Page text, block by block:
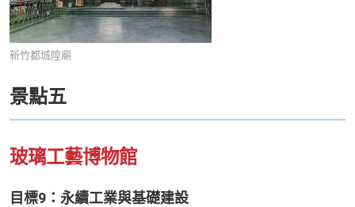
新竹都城隍廟
景點五
玻璃工藝博物館
目標9：永續工業與基礎建設